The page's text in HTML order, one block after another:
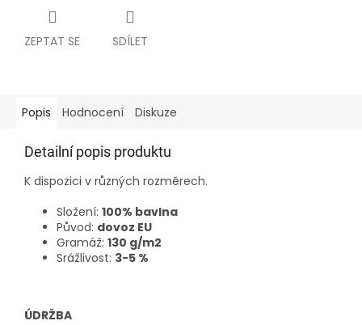
ZEPTAT SE SDÍLET
Popis Hodnocení Diskuze
Detailní popis produktu
K dispozici v různých rozměrech.
Složení: 100% bavlna
Původ: dovoz EU
Gramáž: 130 g/m2
Srážlivost: 3-5 %
ÚDRŽBA